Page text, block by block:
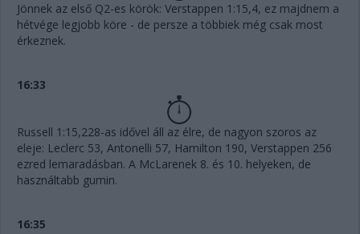
Jönnek az első Q2-es körök: Verstappen 1:15,4, ez majdnem a
hétvége legjobb köre - de persze a többiek még csak most
érkeznek.
16:33
Russell 1:15,228-as idővel áll az élre, de nagyon szoros az
eleje: Leclerc 53, Antonelli 57, Hamilton 190, Verstappen 256
ezred lemaradásban. A McLarenek 8. és 10. helyeken, de
használtabb gumin.
16:35